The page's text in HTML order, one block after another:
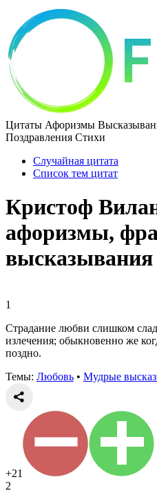
Цитаты Афоризмы
Поздравления Стихи
Случайная цитата
Список тем цитат
Кристоф
афоризмы,
высказывания
1
Страдание любви слишком
излечения; обыкновенно же
поздно.
Темы: Любовь • Мудрые
+21
2